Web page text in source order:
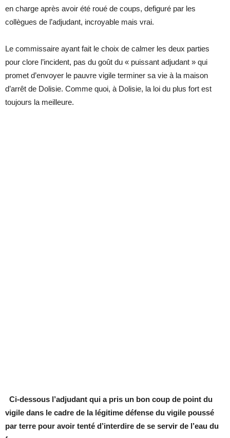
en charge après avoir été roué de coups, defiguré par les
collègues de l’adjudant, incroyable mais vrai.
Le commissaire ayant fait le choix de calmer les deux parties
pour clore l’incident, pas du goût du « puissant adjudant » qui
promet d’envoyer le pauvre vigile terminer sa vie à la maison
d’arrêt de Dolisie. Comme quoi, à Dolisie, la loi du plus fort est
toujours la meilleure.
Ci-dessous l’adjudant qui a pris un bon coup de point du
vigile dans le cadre de la légitime défense du vigile poussé
par terre pour avoir tenté d’interdire de se servir de l’eau du